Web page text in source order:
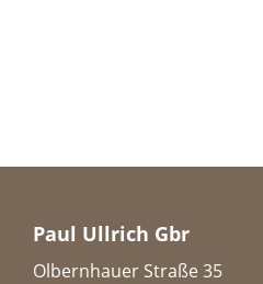
Paul Ullrich Gbr
Olbernhauer Straße 35